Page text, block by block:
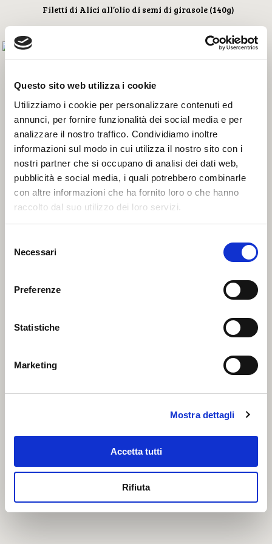
Questo sito web utilizza i cookie
Utilizziamo i cookie per personalizzare contenuti ed
annunci, per fornire funzionalità dei social media e per
analizzare il nostro traffico. Condividiamo inoltre
informazioni sul modo in cui utilizza il nostro sito con i
nostri partner che si occupano di analisi dei dati web,
pubblicità e social media, i quali potrebbero combinarle
con altre informazioni che ha fornito loro o che hanno
raccolto dal suo utilizzo dei loro servizi.
delNecessari
Preferenze
Statistiche
Marketing
Mostra dettagli
Accetta tutti
Rifiuta
Filetti di Alici all’olio di semi di girasole (140g)
Filetti di Tonno all’olio d’oliva (200g)
Acciughette in olio di oliva (120g)